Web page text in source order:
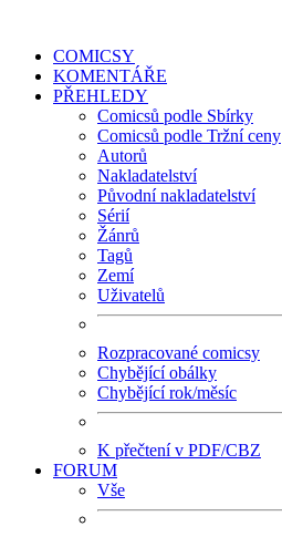
COMICSY
KOMENTÁŘE
PŘEHLEDY
Comicsů podle Sbírky
Comicsů podle Tržní ceny
Autorů
Nakladatelství
Původní nakladatelství
Sérií
Žánrů
Tagů
Zemí
Uživatelů
Rozpracované comicsy
Chybějící obálky
Chybějící rok/měsíc
K přečtení v PDF/CBZ
FORUM
Vše